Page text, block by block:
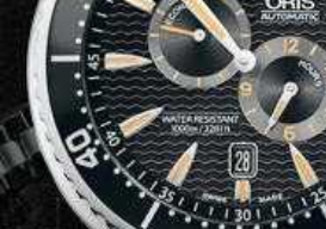
連絡先
パートナー
Watch Journal
Time Keeper